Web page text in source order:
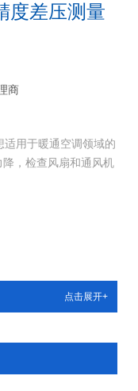
度差压测量
商
用于暖通空调领域的
，检查风扇和通风机
点击展开+